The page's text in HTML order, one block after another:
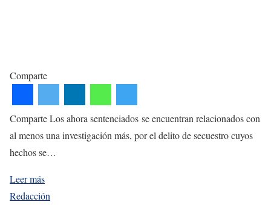
Comparte
Comparte Los ahora sentenciados se encuentran relacionados con
al menos una investigación más, por el delito de secuestro cuyos
hechos se…
Leer más
Redacción